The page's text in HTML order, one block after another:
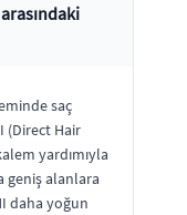
saç
(Direct Hair
yardımıyla
geniş alanlara
daha yoğun